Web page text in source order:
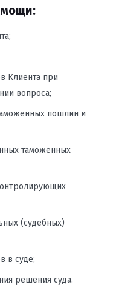
Клиента при
вопроса;
пошлин и
таможенных
(судебных)
в суде;
решения суда.